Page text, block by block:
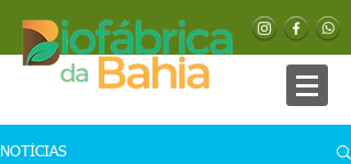
NOTÍCIAS